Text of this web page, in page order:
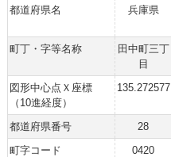
都道府県名 兵庫県
町丁・字等名称
田中町三丁
目
図形中心点Ｘ座標
（10進経度）
135.272577
都道府県番号 28
町字コード
0420